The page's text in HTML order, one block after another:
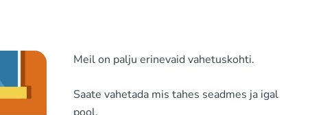
Meil ​​on palju erinevaid vahetuskohti.
Saate vahetada mis tahes seadmes ja igal